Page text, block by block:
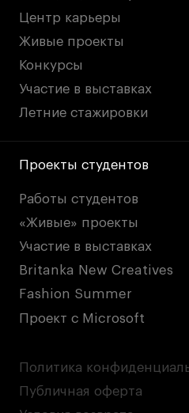
Центр карьеры
Живые проекты
Конкурсы
Участие в выставках
Летние стажировки
Проекты студентов
Работы студентов
«Живые» проекты
Участие в выставках
Britanka New Creatives
Fashion Summer
Проект с Microsoft
Политика
Публичная оферта